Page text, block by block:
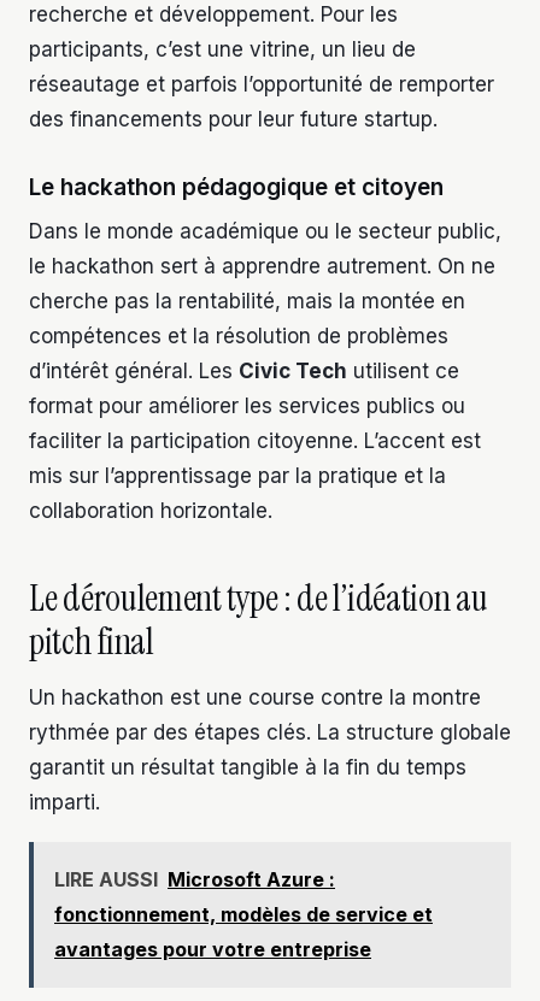
recherche et développement. Pour les
participants, c’est une vitrine, un lieu de
réseautage et parfois l’opportunité de remporter
des financements pour leur future startup.
Le hackathon pédagogique et citoyen
Dans le monde académique ou le secteur public,
le hackathon sert à apprendre autrement. On ne
cherche pas la rentabilité, mais la montée en
compétences et la résolution de problèmes
d’intérêt général. Les Civic Tech utilisent ce
format pour améliorer les services publics ou
faciliter la participation citoyenne. L’accent est
mis sur l’apprentissage par la pratique et la
collaboration horizontale.
Le déroulement type : de l’idéation au
pitch final
Un hackathon est une course contre la montre
rythmée par des étapes clés. La structure globale
garantit un résultat tangible à la fin du temps
imparti.
LIRE AUSSI Microsoft Azure :
fonctionnement, modèles de service et
avantages pour votre entreprise